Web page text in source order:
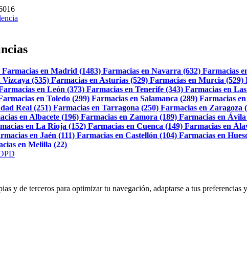
Farmacias en Madrid (1483) Farmacias en Navarra (632) Farmacias
(535) Farmacias en Asturias (529) Farmacias en Murcia (529)
en León (373) Farmacias en Tenerife (343) Farmacias en
en Toledo (299) Farmacias en Salamanca (289) Farmacias
Real (251) Farmacias en Tarragona (250) Farmacias en Zaragoza
en Albacete (196) Farmacias en Zamora (189) Farmacias en Ávila
en La Rioja (152) Farmacias en Cuenca (149) Farmacias en
en Jaén (111) Farmacias en Castellón (104) Farmacias en
en Melilla (22)
y de terceros para optimizar tu navegación, adaptarse a tus